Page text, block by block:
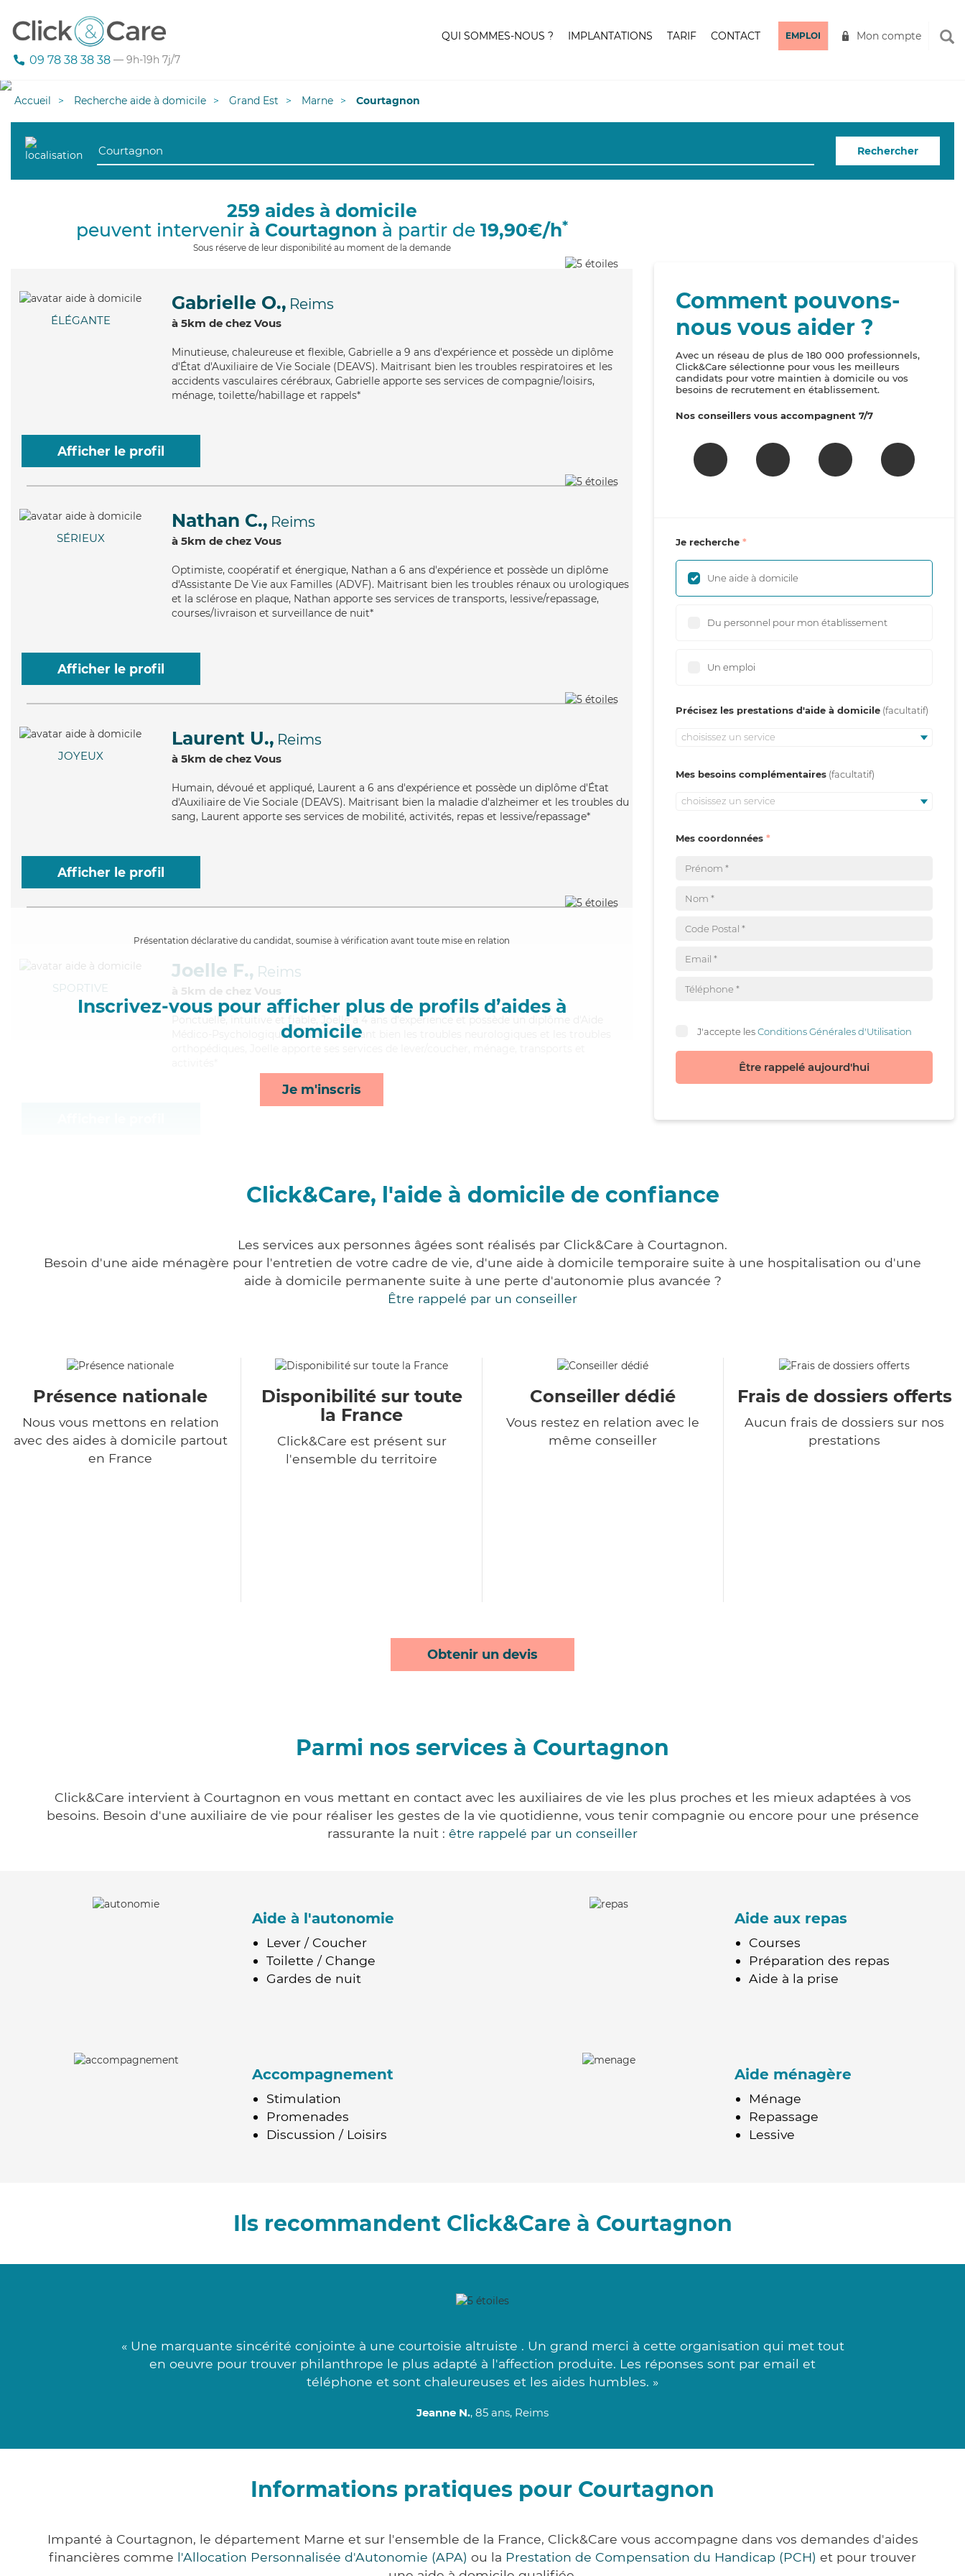
09 78 38 38 38 — 9h-19h 7j/7
QUI SOMMES-NOUS ? IMPLANTATIONS TARIF CONTACT EMPLOI Mon compte
Accueil Recherche aide à domicile Grand Est Marne Courtagnon
Rechercher
259 aides à domicile
peuvent intervenir à Courtagnon à partir de 19,90€/h*
Sous réserve de leur disponibilité au moment de la demande
ÉLÉGANTE
Gabrielle O., Reims
à 5km de chez Vous
Minutieuse, chaleureuse et flexible, Gabrielle a 9 ans d'expérience et possède un diplôme
d'État d'Auxiliaire de Vie Sociale (DEAVS). Maitrisant bien les troubles respiratoires et les
accidents vasculaires cérébraux, Gabrielle apporte ses services de compagnie/loisirs,
ménage, toilette/habillage et rappels*
Afficher le profil
SÉRIEUX
Nathan C., Reims
à 5km de chez Vous
Optimiste, coopératif et énergique, Nathan a 6 ans d'expérience et possède un diplôme
d'Assistante De Vie aux Familles (ADVF). Maitrisant bien les troubles rénaux ou urologiques
et la sclérose en plaque, Nathan apporte ses services de transports, lessive/repassage,
courses/livraison et surveillance de nuit*
Afficher le profil
JOYEUX
Laurent U., Reims
à 5km de chez Vous
Humain, dévoué et appliqué, Laurent a 6 ans d'expérience et possède un diplôme d'État
d'Auxiliaire de Vie Sociale (DEAVS). Maitrisant bien la maladie d'alzheimer et les troubles du
sang, Laurent apporte ses services de mobilité, activités, repas et lessive/repassage*
Afficher le profil
Présentation déclarative du candidat, soumise à vérification avant toute mise en relation
Inscrivez-vous pour afficher plus de profils d’aides à
domicile
Je m'inscris
SPORTIVE
Joelle F., Reims
à 5km de chez Vous
Ponctuelle
, intuitive et fiable, Joelle a 4 ans d'expérience et possède un diplôme d'Aide
Médico-Psychologique (AMP). Maitrisant bien les troubles neurologiques et les troubles
Comment pouvons-
nous vous aider ?
Avec un réseau de plus de 180 000 professionnels,
Click&Care sélectionne pour vous les meilleurs
candidats pour votre maintien à domicile ou vos
besoins de recrutement en établissement.
Nos conseillers vous accompagnent 7/7
Je recherche
Une aide à domicile
Du personnel pour mon établissement
Un emploi
Précisez les prestations d'aide à domicile
choisissez un service
Mes besoins complémentaires
choisissez un service
Mes coordonnées
J'accepte lesConditions Générales d'Utilisation
Être rappelé aujourd'hui
Click&Care, l'aide à domicile de confiance
Les services aux personnes âgées sont réalisés par Click&Care à Courtagnon.
Besoin d'une aide ménagère pour l'entretien de votre cadre de vie, d'une aide à domicile temporaire suite à une hospitalisation ou d'une
aide à domicile permanente suite à une perte d'autonomie plus avancée ?
Être rappelé par un conseiller
Présence nationale
Nous vous mettons en relation
avec des aides à domicile partout
en France
Disponibilité sur toute
la France
Click&Care est présent sur
l'ensemble du territoire
Conseiller dédié
Vous restez en relation avec le
même conseiller
Frais de dossiers offerts
Aucun frais de dossiers sur nos
prestations
Obtenir un devis
Parmi nos services à Courtagnon
Click&Care intervient à Courtagnon en vous mettant en contact avec les auxiliaires de vie les plus proches et les mieux adaptées à vos
besoins. Besoin d'une auxiliaire de vie pour réaliser les gestes de la vie quotidienne, vous tenir compagnie ou encore pour une présence
rassurante la nuit : être rappelé par un conseiller
Aide à l'autonomie
Lever / Coucher
Toilette / Change
Gardes de nuit
Aide aux repas
Courses
Préparation des repas
Aide à la prise
Accompagnement
Stimulation
Promenades
Discussion / Loisirs
Aide ménagère
Ménage
Repassage
Lessive
Ils recommandent Click&Care à Courtagnon
« Une marquante sincérité conjointe à une courtoisie altruiste . Un grand merci à cette organisation qui met tout
en oeuvre pour trouver philanthrope le plus adapté à l'affection produite. Les réponses sont par email et
téléphone et sont chaleureuses et les aides humbles. »
Jeanne N., 85 ans, Reims
Informations pratiques pour Courtagnon
Impanté à Courtagnon, le département Marne et sur l'ensemble de la France, Click&Care vous accompagne dans vos demandes d'aides
financières comme l'Allocation Personnalisée d'Autonomie (APA) ou la Prestation de Compensation du Handicap (PCH) et pour trouver